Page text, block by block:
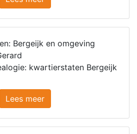
Bergeijk en omgeving
kwartierstaten Bergeijk
Lees meer